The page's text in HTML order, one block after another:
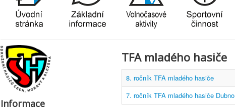
Informace
TFA mladého hasiče
8. ročník TFA mladého hasiče
7. ročník TFA mladého hasiče Dubno